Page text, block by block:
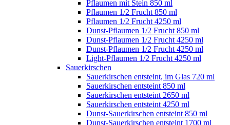
Pflaumen mit Stein 850 ml
Pflaumen 1/2 Frucht 850 ml
Pflaumen 1/2 Frucht 4250 ml
Dunst-Pflaumen 1/2 Frucht 850 ml
Dunst-Pflaumen 1/2 Frucht 4250 ml
Dunst-Pflaumen 1/2 Frucht 4250 ml
Light-Pflaumen 1/2 Frucht 4250 ml
Sauerkirschen
Sauerkirschen entsteint, im Glas 720 ml
Sauerkirschen entsteint 850 ml
Sauerkirschen entsteint 2650 ml
Sauerkirschen entsteint 4250 ml
Dunst-Sauerkirschen entsteint 850 ml
Dunst-Sauerkirschen entsteint 1700 ml